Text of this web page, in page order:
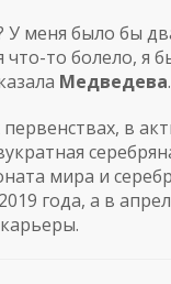
У меня было бы
то болело, я
Медведева.
в
мира и
года, а в